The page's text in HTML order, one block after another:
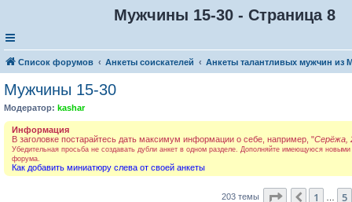
Мужчины 15-30 - Страница 8
Список форумов Анкеты соискателей Анкеты талантливых мужчин из
Мужчины 15-30
Модератор: kashar
Информация
В заголовке постарайтесь дать максимум информации о себе, например, "Серёжа,
Убедительная просьба не создавать дубли анкет в одном разделе. Дополняйте имеющуюся
форума.
Как добавить миниатюру слева от своей анкеты
203 темы Страница
Пред.
1 5